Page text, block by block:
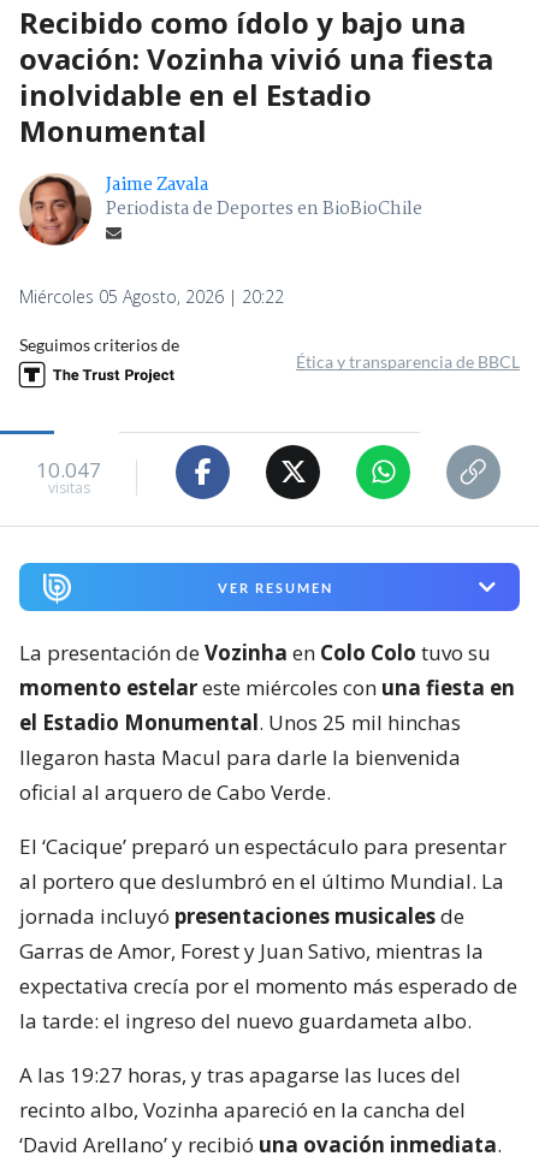
Recibido como ídolo y bajo una
ovación: Vozinha vivió una fiesta
inolvidable en el Estadio
Monumental
Jaime Zavala
Periodista de Deportes en BioBioChile
Miércoles 05 Agosto, 2026 | 20:22
Seguimos criterios de
Ética y transparencia de BBCL
10.047
visitas
VER RESUMEN
La presentación deVozinha en Colo Colo tuvo su
momento estelareste miércoles con una fiesta en
el Estadio Monumental. Unos 25 mil hinchas
llegaron hasta Macul para darle la bienvenida
oficial al arquero de Cabo Verde.
El ‘Cacique’ preparó un espectáculo para presentar
al portero que deslumbró en el último Mundial. La
jornada incluyó presentaciones musicalesde
Garras de Amor, Forest y Juan Sativo, mientras la
expectativa crecía por el momento más esperado de
la tarde: el ingreso del nuevo guardameta albo.
A las 19:27 horas, y tras apagarse las luces del
recinto albo, Vozinha apareció en la cancha del
‘David Arellano’ y recibió una ovación inmediata.